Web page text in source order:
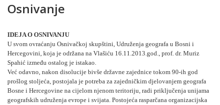
Osnivanje
IDEJA O OSNIVANJU
U svom ovraćanju Osnivačkoj skupštini, Udruženja geografa u Bosni i
Hercegovini, koja je održana na Vlašiću 16.11.2013.god., prof. dr. Muriz
Spahić između ostalog je istakao.
Već odavno, nakon disolucije bivše državne zajednice tokom 90-ih god
prošlog stoljeća, postojala je potreba za zajedničkim djelovanjem geografa
Bosne i Hercegovine na cijelom njenom teritoriju, radi priključenja unijama
geografskih udruženja evrope i svijata. Postojeća rasparčana organizacijska